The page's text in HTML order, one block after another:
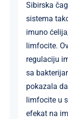
Sibirska
sistema
imuno
limfocite.
regulaciju
sa
pokazala
limfocite u
efekat na